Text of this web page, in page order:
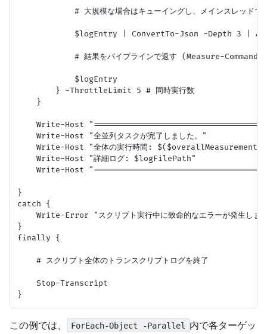
# 大規模な場合はキューイングし、メインスレッドで
$logEntry | ConvertTo-Json -Depth 3 |
# 結果をパイプラインで返す (Measure-Command
            $logEntry
        } -ThrottleLimit 5 # 同時実行数
    }
Write-Host
    Write-Host "全並列タスクが完了しました。"
Write-Host "全体の実行時間:
    Write-Host "詳細ログ: $logFilePath"
Write-Host
}
catch {
Write-Error "スクリプト実行中に致命的なエラーが発生
}
finally {
    # スクリプト全体のトランスクリプトログを終了
    Stop-Transcript
この例では、 ForEach-Object -Parallel
内で各ターゲッ